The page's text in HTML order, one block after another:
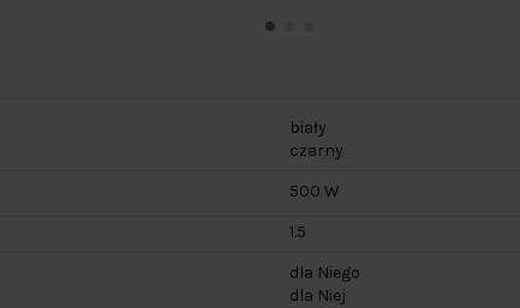
biały
czarny
500 W
1.5
dla Niego
dla Niej